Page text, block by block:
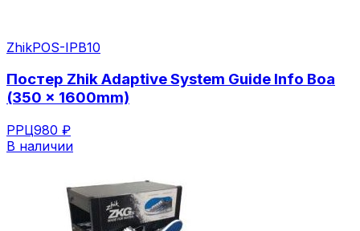
ZhikPOS-IPB10
Постер Zhik Adaptive System Guide Info Boa
(350 x 1600mm)
РРЦ980 ₽
В наличии